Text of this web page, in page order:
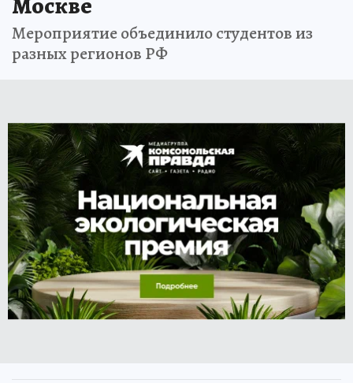
Мероприятие объединило студентов из
разных регионов РФ